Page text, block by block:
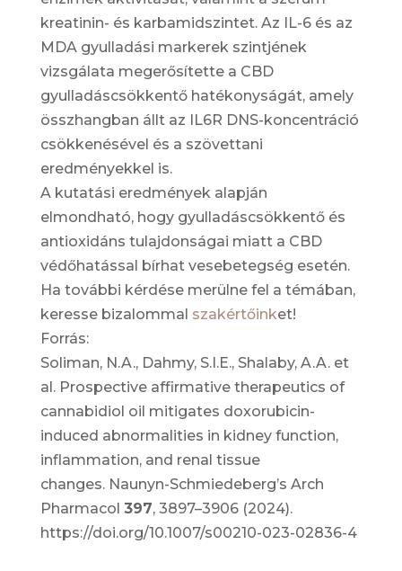
kreatinin- és karbamidszintet. Az IL-6 és az
MDA gyulladási markerek szintjének
vizsgálata megerősítette a CBD
gyulladáscsökkentő hatékonyságát, amely
összhangban állt az IL6R DNS-koncentráció
csökkenésével és a szövettani
eredményekkel is.
A kutatási eredmények alapján
elmondható, hogy gyulladáscsökkentő és
antioxidáns tulajdonságai miatt a CBD
védőhatással bírhat vesebetegség esetén.
Ha további kérdése merülne fel a témában,
keresse bizalommal szakértőinket!
Forrás:
Soliman, N.A., Dahmy, S.I.E., Shalaby, A.A. et
al.Prospective affirmative therapeutics of
cannabidiol oil mitigates doxorubicin-
induced abnormalities in kidney function,
inflammation, and renal tissue
changes. Naunyn-Schmiedeberg’s Arch
Pharmacol 397, 3897–3906 (2024).
https://doi.org/10.1007/s00210-023-02836-4